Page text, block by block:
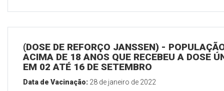
(DOSE DE REFORÇO JANSSEN) -
ACIMA DE 18 ANOS QUE RECEBEU A DOSE
EM 02 ATÉ 16 DE SETEMBRO
Data de Vacinação: 28 de janeiro de 2022